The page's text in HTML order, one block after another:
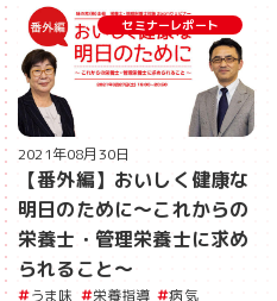
セミナーレポート
2021年08月30日
【番外編】おいしく健康な
明日のために〜これからの
栄養士・管理栄養士に求め
られること〜
うま味 栄養指導 病気